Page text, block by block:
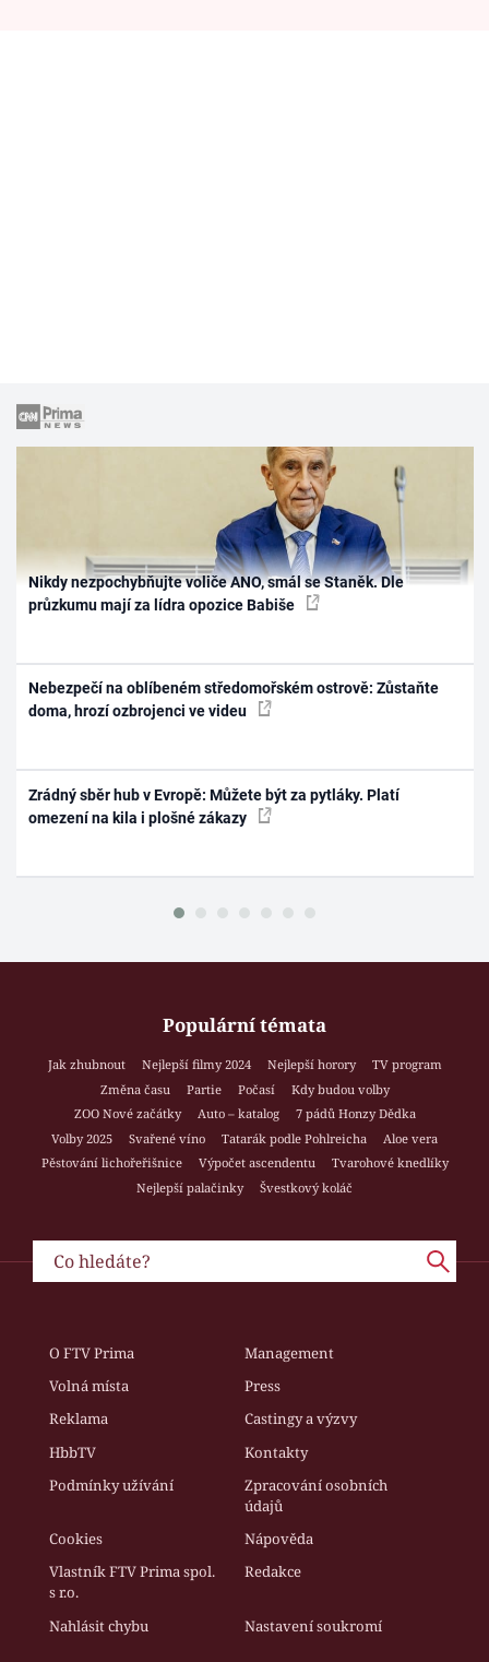
Nikdy nezpochybňujte voliče ANO, smál se Staněk. Dle
průzkumu mají za lídra opozice Babiše
Nebezpečí na oblíbeném středomořském ostrově: Zůstaňte
doma, hrozí ozbrojenci ve videu
Zrádný sběr hub v Evropě: Můžete být za pytláky. Platí
omezení na kila i plošné zákazy
Populární témata
Jak zhubnout Nejlepší filmy 2024 Nejlepší horory
TV program
Změna času
Partie Počasí
Kdy budou volby
ZOO Nové začátky
Auto – katalog
7 pádů Honzy Dědka
Volby 2025
Svařené víno Tatarák podle Pohlreicha
Aloe vera
Pěstování lichořeřišnice
Výpočet ascendentu
Tvarohové knedlíky
Nejlepší palačinky
Švestkový koláč
O FTV Prima
Management
Volná místa
Press
Reklama
Castingy a výzvy
HbbTV
Kontakty
Podmínky užívání
Zpracování osobních
údajů
Cookies
Nápověda
Vlastník FTV Prima spol.
s r.o.
Redakce
Nahlásit chybu Nastavení soukromí